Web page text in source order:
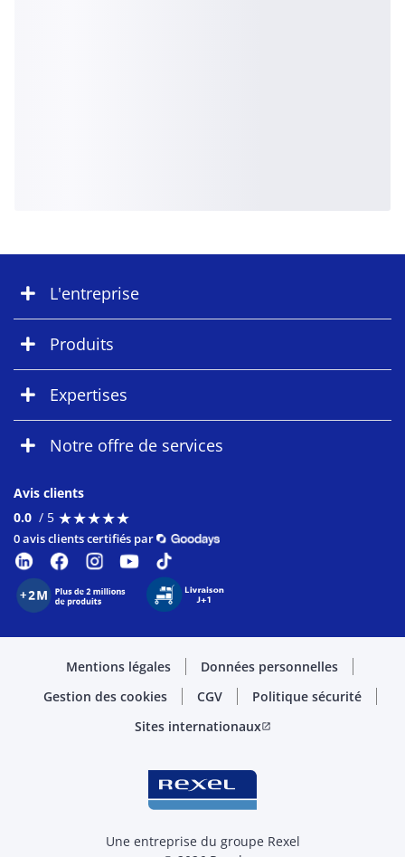
L'entreprise
Produits
Expertises
Notre offre de services
Avis clients
0.0 / 5 ★★★★★
★★★★★
0 avis clients certifiés par
Mentions légales
Données personnelles
Gestion des cookies
CGV
Politique sécurité
Sites internationauxopen_in_new
Une entreprise du groupe Rexel